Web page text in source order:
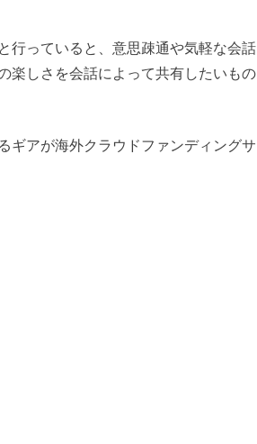
行っていると、意思疎通や気軽な会話
楽しさを会話によって共有したいもの
ギアが海外クラウドファンディングサ